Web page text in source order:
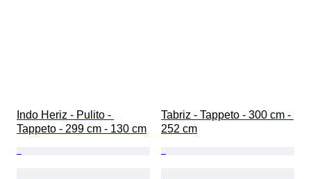
Indo Heriz - Pulito -
Tappeto - 299 cm - 130 cm
Tabriz - Tappeto - 300 cm -
252 cm